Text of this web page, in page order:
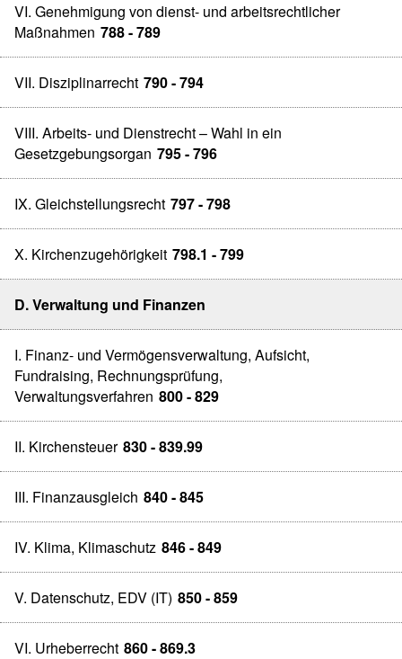
VI. Genehmigung von dienst- und arbeitsrechtlicher
Maßnahmen 788 - 789
VII. Disziplinarrecht 790 - 794
VIII. Arbeits- und Dienstrecht – Wahl in ein
Gesetzgebungsorgan 795 - 796
IX. Gleichstellungsrecht 797 - 798
X. Kirchenzugehörigkeit 798.1 - 799
D. Verwaltung und Finanzen
I. Finanz- und Vermögensverwaltung, Aufsicht,
Fundraising, Rechnungsprüfung,
Verwaltungsverfahren 800 - 829
II. Kirchensteuer 830 - 839.99
III. Finanzausgleich 840 - 845
IV. Klima, Klimaschutz 846 - 849
V. Datenschutz, EDV (IT) 850 - 859
VI. Urheberrecht 860 - 869.3